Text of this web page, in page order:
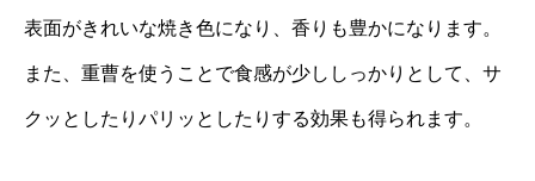
表面がきれいな焼き色になり、香りも豊かになります。
また、重曹を使うことで食感が少ししっかりとして、サ
クッとしたりパリッとしたりする効果も得られます。